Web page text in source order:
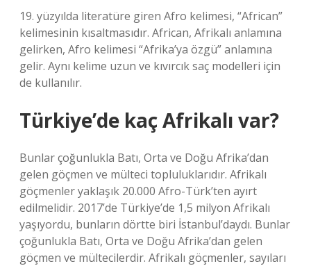
19. yüzyılda literatüre giren Afro kelimesi, “African”
kelimesinin kısaltmasıdır. African, Afrikalı anlamına
gelirken, Afro kelimesi “Afrika’ya özgü” anlamına
gelir. Aynı kelime uzun ve kıvırcık saç modelleri için
de kullanılır.
Türkiye’de kaç Afrikalı var?
Bunlar çoğunlukla Batı, Orta ve Doğu Afrika’dan
gelen göçmen ve mülteci topluluklarıdır. Afrikalı
göçmenler yaklaşık 20.000 Afro-Türk’ten ayırt
edilmelidir. 2017’de Türkiye’de 1,5 milyon Afrikalı
yaşıyordu, bunların dörtte biri İstanbul’daydı. Bunlar
çoğunlukla Batı, Orta ve Doğu Afrika’dan gelen
göçmen ve mültecilerdir. Afrikalı göçmenler, sayıları